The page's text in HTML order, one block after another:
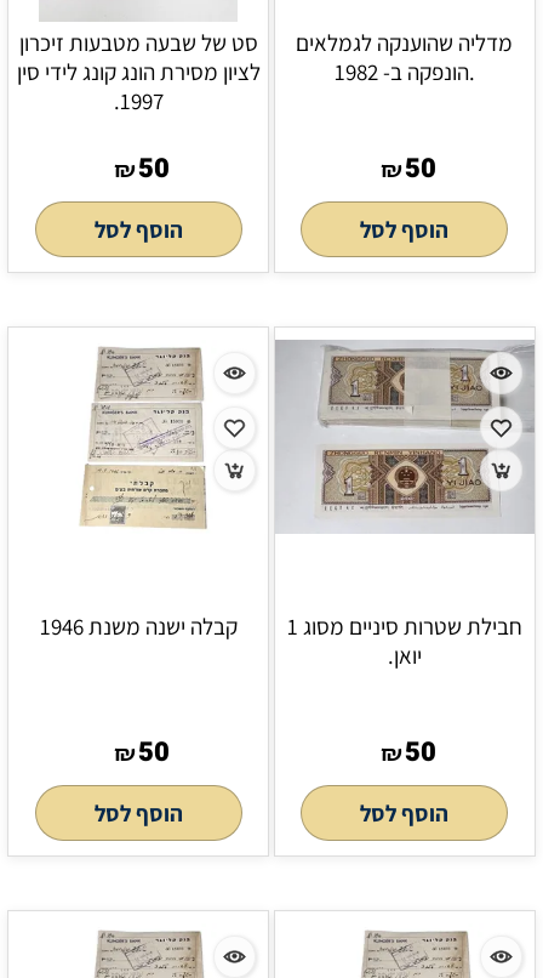
מדליה שהוענקה לגמלאים
.הונפקה ב- 1982
₪50
הוסף לסל
סט של שבעה מטבעות זיכרון
לציון מסירת הונג קונג לידי סין
1997.
₪50
הוסף לסל
חבילת שטרות סיניים מסוג 1
יואן.
₪50
הוסף לסל
קבלה ישנה משנת 1946
₪50
הוסף לסל